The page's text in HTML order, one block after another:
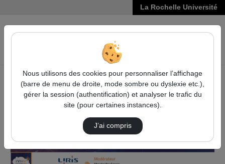
La Rochelle Université
VIDÉOS
Accueil Vie de l'Université
INNOV
Innov2021 #3, Connecter la Recherche aux enjeux
numériques des Banques et Assurances
Table Ronde “Recherche-Transfert-Innovation …
Nous utilisons des cookies pour personnaliser l’affichage
(barre de menu de droite, mode sombre ou dyslexie etc.),
gérer la session (authentification) et analyser le trafic du
site (pour certaines instances).
J’ai compris